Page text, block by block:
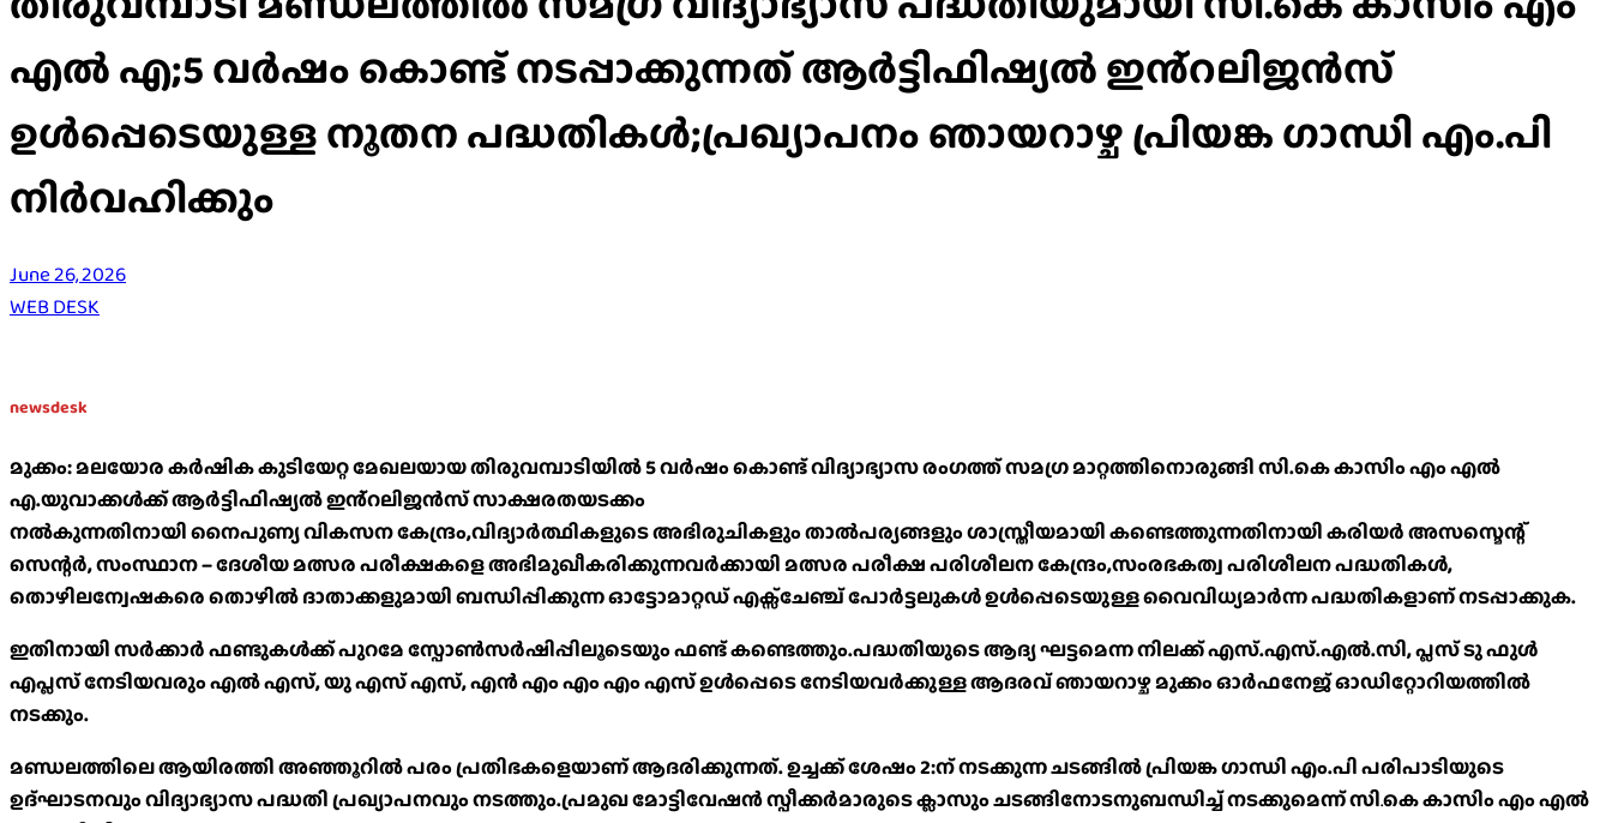
എൽ എ;5 വർഷം കൊണ്ട് നടപ്പാക്കുന്നത് ആർട്ടിഫിഷ്യൽ ഇൻ്റലിജൻസ്
ഉൾപ്പെടെയുള്ള നൂതന പദ്ധതികൾ;പ്രഖ്യാപനം ഞായറാഴ്ച പ്രിയങ്ക ഗാന്ധി എം.പി
നിർവഹിക്കും
June 26, 2026
WEB DESK
newsdesk
മുക്കം: മലയോര കർഷിക കുടിയേറ്റ മേഖലയായ തിരുവമ്പാടിയിൽ 5 വർഷം കൊണ്ട് വിദ്യാഭ്യാസ രംഗത്ത് സമഗ്ര മാറ്റത്തിനൊരുങ്ങി സി.കെ കാസിം എം എൽ
എ.യുവാക്കൾക്ക് ആർട്ടിഫിഷ്യൽ ഇൻ്റലിജൻസ് സാക്ഷരതയടക്കം
നൽകുന്നതിനായി നൈപുണ്യ വികസന കേന്ദ്രം,വിദ്യാർത്ഥികളുടെ അഭിരുചികളും താൽപര്യങ്ങളും ശാസ്ത്രീയമായി കണ്ടെത്തുന്നതിനായി കരിയർ അസസ്മെന്റ്
സെന്റർ, സംസ്ഥാന – ദേശീയ മത്സര പരീക്ഷകളെ അഭിമുഖീകരിക്കുന്നവർക്കായി മത്സര പരീക്ഷ പരിശീലന കേന്ദ്രം,സംരഭകത്വ പരിശീലന പദ്ധതികൾ,
തൊഴിലന്വേഷകരെ തൊഴിൽ ദാതാക്കളുമായി ബന്ധിപ്പിക്കുന്ന ഓട്ടോമാറ്റഡ് എക്സ്ചേഞ്ച് പോർട്ടലുകൾ ഉൾപ്പെടെയുള്ള വൈവിധ്യമാർന്ന പദ്ധതികളാണ് നടപ്പാക്കുക.
ഇതിനായി സർക്കാർ ഫണ്ടുകൾക്ക് പുറമേ സ്പോൺസർഷിപ്പിലൂടെയും ഫണ്ട് കണ്ടെത്തും.പദ്ധതിയുടെ ആദ്യ ഘട്ടമെന്ന നിലക്ക് എസ്.എസ്.എൽ.സി, പ്ലസ് ടു ഫുൾ
എപ്ലസ് നേടിയവരും എൽ എസ്, യു എസ് എസ്, എൻ എം എം എം എസ് ഉൾപ്പെടെ നേടിയവർക്കുള്ള ആദരവ് ഞായറാഴ്ച മുക്കം ഓർഫനേജ് ഓഡിറ്റോറിയത്തിൽ
നടക്കും.
മണ്ഡലത്തിലെ ആയിരത്തി അഞ്ഞൂറിൽ പരം പ്രതിഭകളെയാണ് ആദരിക്കുന്നത്. ഉച്ചക്ക് ശേഷം 2:ന് നടക്കുന്ന ചടങ്ങിൽ പ്രിയങ്ക ഗാന്ധി എം.പി പരിപാടിയുടെ
ഉദ്ഘാടനവും വിദ്യാഭ്യാസ പദ്ധതി പ്രഖ്യാപനവും നടത്തും.പ്രമുഖ മോട്ടിവേഷൻ സ്പീക്കർമാരുടെ ക്ലാസും ചടങ്ങിനോടനുബന്ധിച്ച് നടക്കുമെന്ന് സി.കെ കാസിം എം എൽ